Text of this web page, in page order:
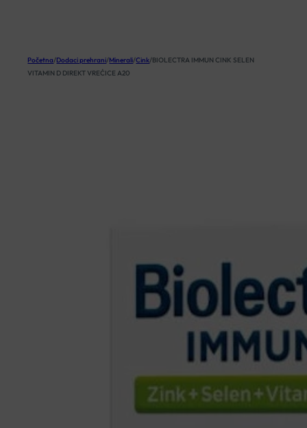
Početna/Dodaci prehrani/Minerali/Cink/BIOLECTRA IMMUN CINK SELEN
VITAMIN D DIREKT VREĆICE A20